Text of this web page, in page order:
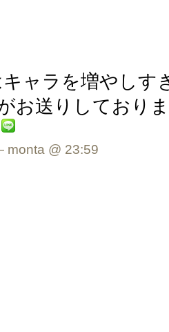
ャラを増やしす
お送りしており
@ 23:59